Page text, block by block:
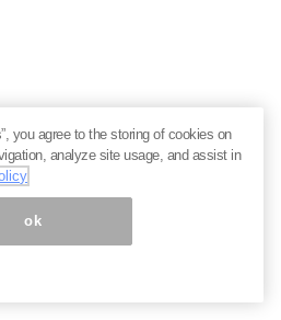
you agree to the storing of cookies on
analyze site usage, and assist in
ok